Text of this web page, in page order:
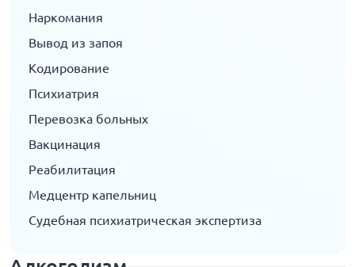
Наркомания
Вывод из запоя
Кодирование
Психиатрия
Перевозка больных
Вакцинация
Реабилитация
Медцентр капельниц
Судебная психиатрическая экспертиза